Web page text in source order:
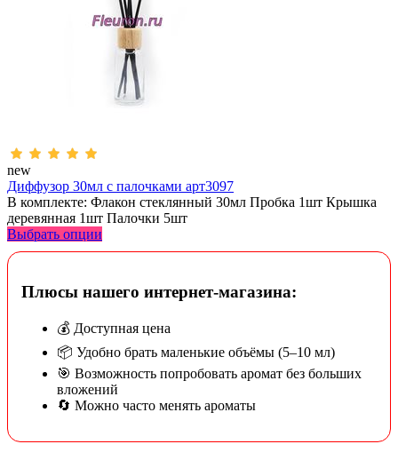
new
Диффузор 30мл с палочками арт3097
В комплекте: Флакон стеклянный 30мл Пробка 1шт Крышка
деревянная 1шт Палочки 5шт
Выбрать опции
Плюсы нашего интернет-магазина:
💰 Доступная цена
📦 Удобно брать маленькие объёмы (5–10 мл)
🎯 Возможность попробовать аромат без больших
вложений
🔄 Можно часто менять ароматы